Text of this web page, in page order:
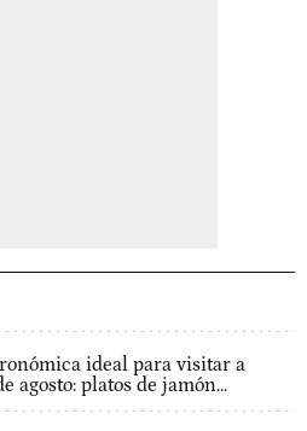
ideal para visitar a
agosto: platos de jamón...